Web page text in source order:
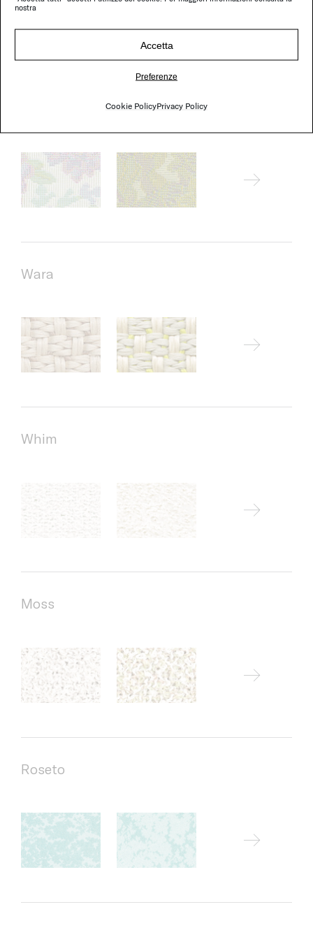
nostra
Accetta
Preferenze
Cookie PolicyPrivacy Policy
Wara
Whim
Moss
Roseto